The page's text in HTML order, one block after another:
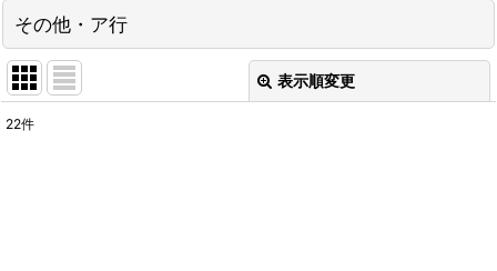
その他・ア行
表示順変更
22件